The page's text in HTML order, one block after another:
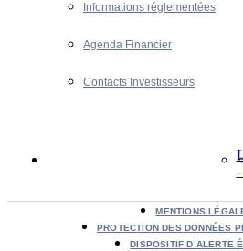
Informations réglementées
Agenda Financier
Contacts Investisseurs
MENTIONS
PROTECTION DES DONNÉES
DISPOSITIF D’ALERTE